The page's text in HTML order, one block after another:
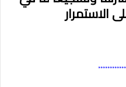
الاستمرار